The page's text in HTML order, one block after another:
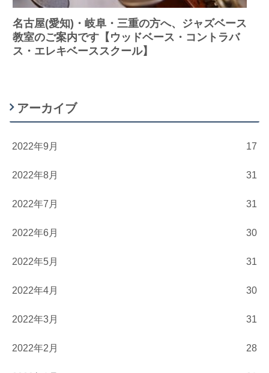
名古屋(愛知)・岐阜・三重の方へ、ジャズベース
教室のご案内です【ウッドベース・コントラバ
ス・エレキベーススクール】
アーカイブ
2022年9月 17
2022年8月 31
2022年7月 31
2022年6月 30
2022年5月 31
2022年4月 30
2022年3月 31
2022年2月 28